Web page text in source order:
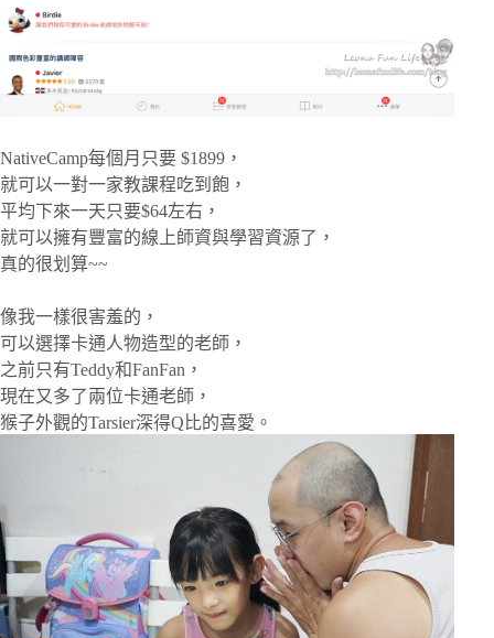
NativeCamp每個月只要 $1899，
就可以一對一家教課程吃到飽，
平均下來一天只要$64左右，
就可以擁有豐富的線上師資與學習資源了，
真的很划算~~
像我一樣很害羞的，
可以選擇卡通人物造型的老師，
之前只有Teddy和FanFan，
現在又多了兩位卡通老師，
猴子外觀的Tarsier深得Q比的喜愛。